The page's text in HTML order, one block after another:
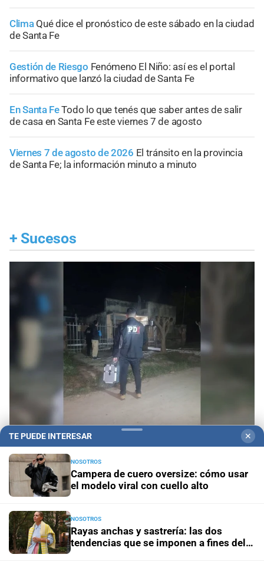
Clima Qué dice el pronóstico de este sábado en la ciudad
de Santa Fe
Gestión de Riesgo Fenómeno El Niño: así es el portal
informativo que lanzó la ciudad de Santa Fe
En Santa FeTodo lo que tenés que saber antes de salir
de casa en Santa Fe este viernes 7 de agosto
Viernes 7 de agosto de 2026 El tránsito en la provincia
de Santa Fe; la información minuto a minuto
+ Sucesos
Homicidio Una balacera en la zona oeste de Santa
Fe terminó con un hombre acribillado
Revés judicial La Justicia le dijo que no a Facundo
Moyano: qué restricciones deberá mantener
Villa OcultaInvestigan la muerte de un hombre en la
ciudad de Santa Fe
TE PUEDE INTERESAR ✕
NOSOTROS
Campera de cuero oversize: cómo usar
el modelo viral con cuello alto
NOSOTROS
Rayas anchas y sastrería: las dos
tendencias que se imponen a fines del